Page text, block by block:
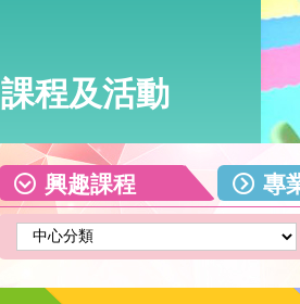
課程及活動
興趣課程 專